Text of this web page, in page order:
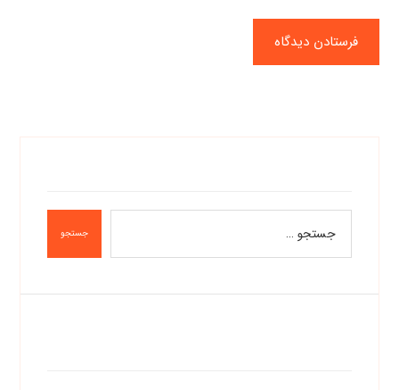
فرستادن دیدگاه
جستجو